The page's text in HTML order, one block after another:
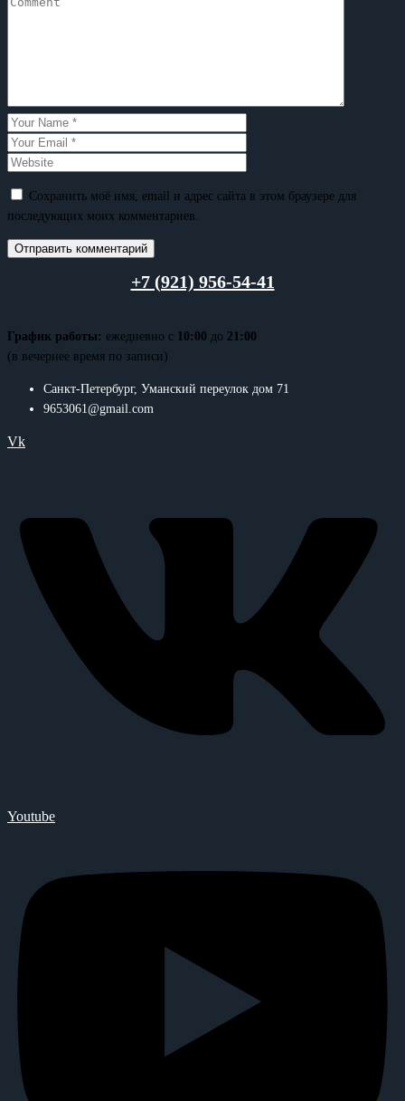
Сохранить моё имя, email и адрес сайта в этом браузере для
последующих моих комментариев.
+7 (921) 956-54-41
График работы: ежедневно с 10:00 до 21:00
(в вечернее время по записи)
Санкт-Петербург, Уманский переулок дом 71
9653061@gmail.com
Vk
Youtube